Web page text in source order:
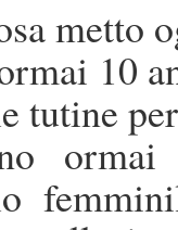
metto
10
tutine